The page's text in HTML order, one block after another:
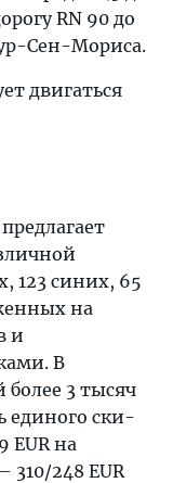
RN 90 до
Сен-Мориса.
двигаться
123 синих, 65
на
и
В
более 3 тысяч
единого ски-
EUR на
310/248 EUR